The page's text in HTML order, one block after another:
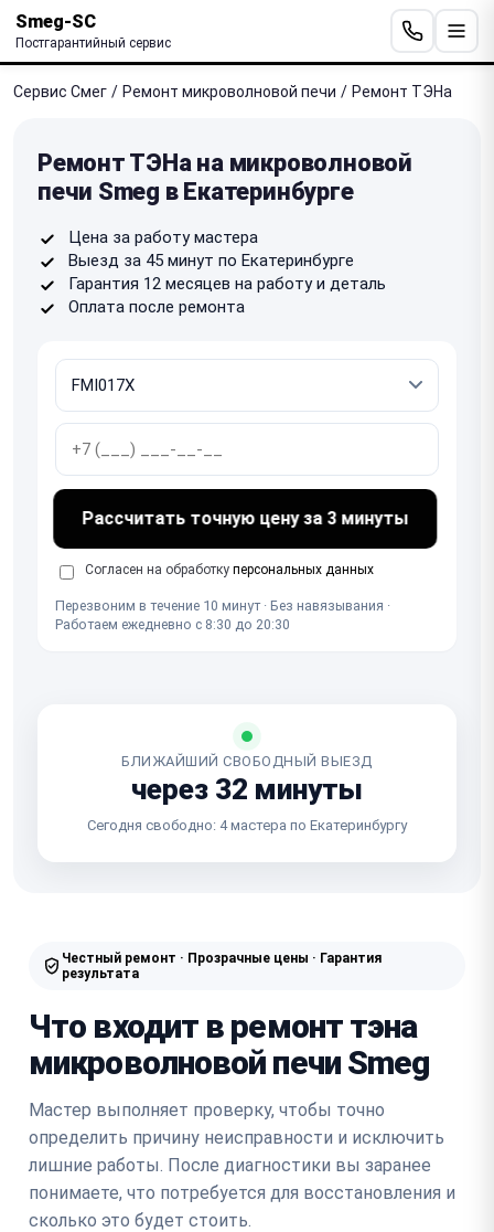
Smeg-SC
Постгарантийный сервис
Сервис Смег / Ремонт микроволновой печи / Ремонт ТЭНа
Ремонт ТЭНа на микроволновой
печи Smeg в Екатеринбурге
Цена за работу мастера
Выезд за 45 минут по Екатеринбурге
Гарантия 12 месяцев на работу и деталь
Оплата после ремонта
Рассчитать точную цену за 3 минуты
Согласен на обработку персональных данных
Перезвоним в течение 10 минут · Без навязывания ·
Работаем ежедневно с 8:30 до 20:30
БЛИЖАЙШИЙ СВОБОДНЫЙ ВЫЕЗД
через 32 минуты
Сегодня свободно: 4 мастера по Екатеринбургу
Честный ремонт · Прозрачные цены · Гарантия
результата
Что входит в ремонт тэна
микроволновой печи Smeg
Мастер выполняет проверку, чтобы точно
определить причину неисправности и исключить
лишние работы. После диагностики вы заранее
понимаете, что потребуется для восстановления и
сколько это будет стоить.